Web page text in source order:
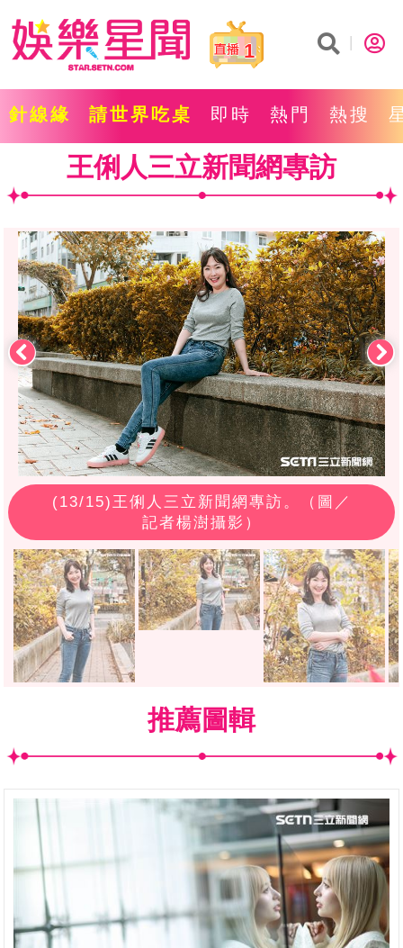
1
針線緣 請世界吃桌 即時 熱門 熱搜
王俐人三立新聞網專訪
(13/15)王俐人三立新聞網專訪。（圖／
記者楊澍攝影）
推薦圖輯